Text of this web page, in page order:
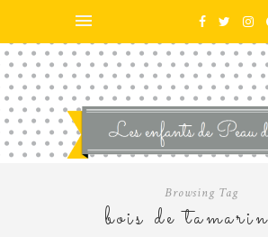
Browsing Tag
bois de